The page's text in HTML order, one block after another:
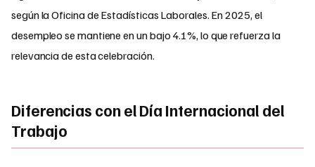
según la Oficina de Estadísticas Laborales. En 2025, el
desempleo se mantiene en un bajo 4.1%, lo que refuerza la
relevancia de esta celebración.
Diferencias con el Día Internacional del
Trabajo